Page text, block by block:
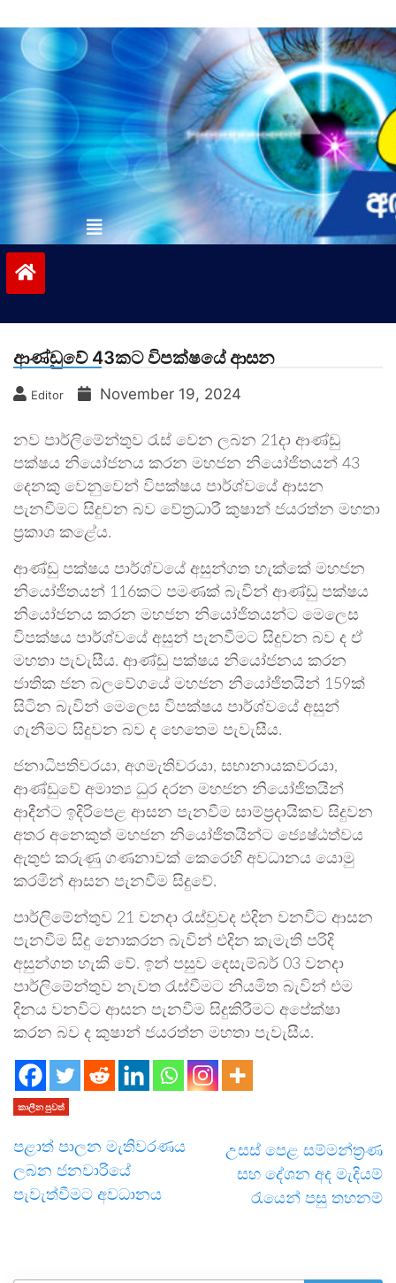
to
contentvinivida.lk
ආණ්ඩුවේ 43කට විපක්ෂයේ ආසන
Editor November 19, 2024
නව පාර්ලිමේන්තුව රැස් වෙන ලබන 21දා ආණ්ඩු
පක්ෂය නියෝජනය කරන මහජන නියෝජිතයන් 43
දෙනකු වෙනුවෙන් විපක්ෂය පාර්ශ්වයේ ආසන
පැනවීමට සිදුවන බව වේත්‍රධාරී කුෂාන් ජයරත්න මහතා
ප්‍රකාශ කළේය.
ආණ්ඩු පක්ෂය පාර්ශ්වයේ අසුන්ගත හැක්කේ මහජන
නියෝජිතයන් 116කට පමණක් බැවින් ආණ්ඩු පක්ෂය
නියෝජනය කරන මහජන නියෝජිතයන්ට මෙලෙස
විපක්ෂය පාර්ශ්වයේ අසුන් පැනවීමට සිදුවන බව ද ඒ
මහතා පැවැසීය. ආණ්ඩු පක්ෂය නියෝජනය කරන
ජාතික ජන බලවේගයේ මහජන නියෝජිතයින් 159ක්
සිටින බැවින් මෙලෙස විපක්ෂය පාර්ශ්වයේ අසුන්
ගැනීමට සිදුවන බව ද හෙතෙම පැවැසීය.
ජනාධිපතිවරයා, අගමැතිවරයා, සභානායකවරයා,
ආණ්ඩුවේ අමාත්‍ය ධුර දරන මහජන නියෝජිතයින්
ආදීන්ට ඉදිරිපෙළ ආසන පැනවීම සාම්ප්‍රදායිකව සිදුවන
අතර අනෙකුත් මහජන නියෝජිතයින්ට ජ්‍යෙෂ්ඨත්වය
ඇතුළු කරුණු ගණනාවක් කෙරෙහි අවධානය යොමු
කරමින් ආසන පැනවීම සිදුවේ.
පාර්ලිමේන්තුව 21 වනදා රැස්වුවද එදින වනවිට ආසන
පැනවීම සිදු නොකරන බැවින් එදින කැමැති පරිදි
අසුන්ගත හැකි වේ. ඉන් පසුව දෙසැම්බර් 03 වනදා
පාර්ලිමේන්තුව නැවත රැස්වීමට නියමිත බැවින් එම
දිනය වනවිට ආසන පැනවීම සිදුකිරීමට අපේක්ෂා
කරන බව ද කුෂාන් ජයරත්න මහතා පැවැසීය.
කාලීන පුවත්
පළාත් පාලන මැතිවරණය
ලබන ජනවාරියේ
පැවැත්වීමට අවධානය
උසස් පෙළ සම්මන්ත්‍රණ
සහ දේශන අද මැදියම්
රැයෙන් පසු තහනම්